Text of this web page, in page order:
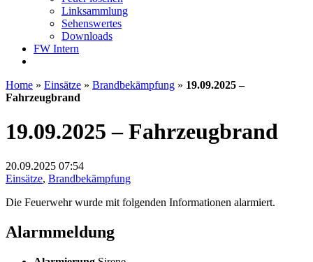
Linksammlung
Sehenswertes
Downloads
FW Intern
Home » Einsätze » Brandbekämpfung » 19.09.2025 –
Fahrzeugbrand
19.09.2025 – Fahrzeugbrand
20.09.2025 07:54
Einsätze, Brandbekämpfung
Die Feuerwehr wurde mit folgenden Informationen alarmiert.
Alarmmeldung